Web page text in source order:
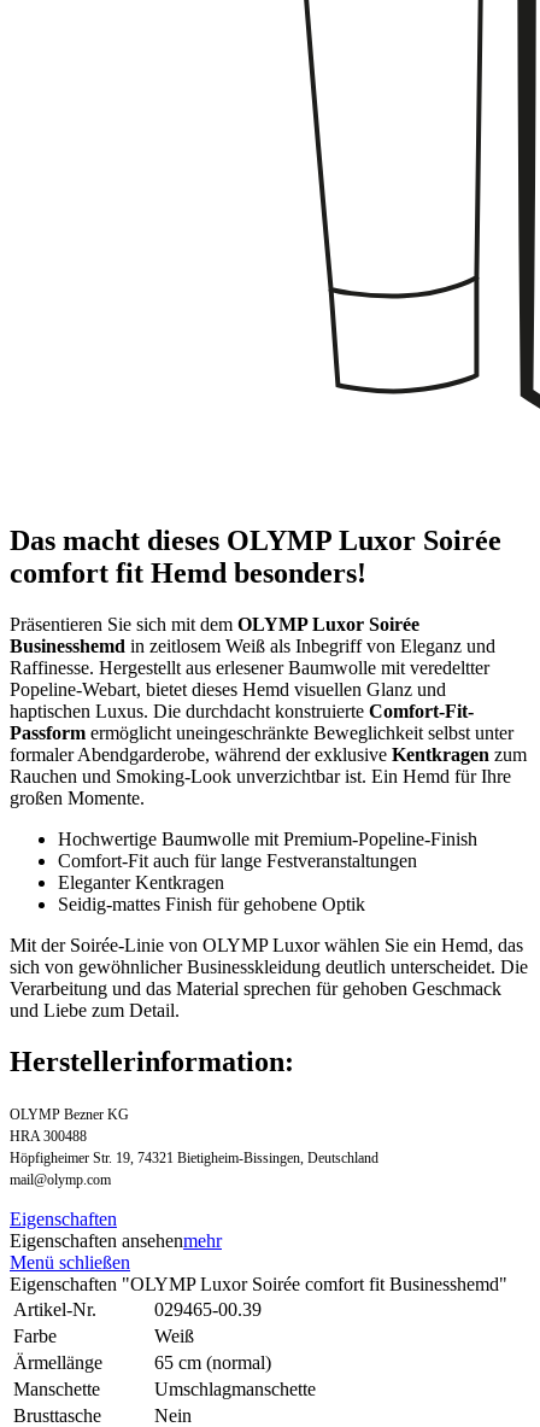
Das macht dieses OLYMP Luxor Soirée
comfort fit Hemd besonders!
Präsentieren Sie sich mit dem OLYMP Luxor Soirée
Businesshemd in zeitlosem Weiß als Inbegriff von Eleganz und
Raffinesse. Hergestellt aus erlesener Baumwolle mit veredeltter
Popeline-Webart, bietet dieses Hemd visuellen Glanz und
haptischen Luxus. Die durchdacht konstruierte Comfort-Fit-
Passform ermöglicht uneingeschränkte Beweglichkeit selbst unter
formaler Abendgarderobe, während der exklusive Kentkragen zum
Rauchen und Smoking-Look unverzichtbar ist. Ein Hemd für Ihre
großen Momente.
Hochwertige Baumwolle mit Premium-Popeline-Finish
Comfort-Fit auch für lange Festveranstaltungen
Eleganter Kentkragen
Seidig-mattes Finish für gehobene Optik
Mit der Soirée-Linie von OLYMP Luxor wählen Sie ein Hemd, das
sich von gewöhnlicher Businesskleidung deutlich unterscheidet. Die
Verarbeitung und das Material sprechen für gehoben Geschmack
und Liebe zum Detail.
Herstellerinformation:
OLYMP Bezner KG
HRA 300488
Höpfigheimer Str. 19, 74321 Bietigheim-Bissingen, Deutschland
mail@olymp.com
Eigenschaften
Eigenschaften ansehenmehr
Menü schließen
Eigenschaften "OLYMP Luxor Soirée comfort fit Businesshemd"
Artikel-Nr.
029465-00.39
Farbe
Weiß
Ärmellänge
65 cm (normal)
Manschette
Umschlagmanschette
Brusttasche
Nein